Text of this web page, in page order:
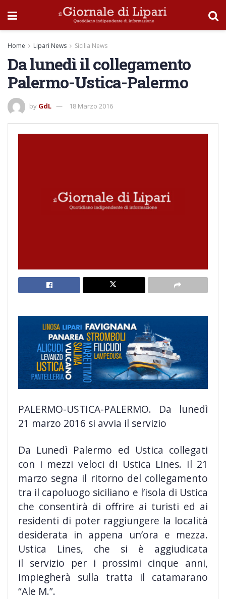
Home Lipari News Sicilia News
Da lunedì il collegamento
Palermo-Ustica-Palermo
by GdL 18 Marzo 2016
PALERMO-USTICA-PALERMO. Da lunedì
21 marzo 2016 si avvia il servizio
Da Lunedì Palermo ed Ustica collegati
con i mezzi veloci di Ustica Lines. Il 21
marzo segna il ritorno del collegamento
tra il capoluogo siciliano e l’isola di Ustica
che consentirà di offrire ai turisti ed ai
residenti di poter raggiungere la località
desiderata in appena un’ora e mezza.
Ustica Lines, che si è aggiudicata
il servizio per i prossimi cinque anni,
impiegherà sulla tratta il catamarano
“Ale M.”.